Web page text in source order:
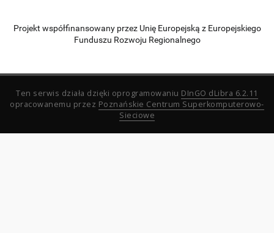
Projekt współfinansowany przez Unię Europejską z Europejskiego
Funduszu Rozwoju Regionalnego
Ten serwis działa dzięki oprogramowaniu DInGO dLibra 6.2.11
opracowanemu przez Poznańskie Centrum Superkomputerowo-
Sieciowe